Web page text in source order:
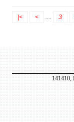
|< < .... 3
141410,